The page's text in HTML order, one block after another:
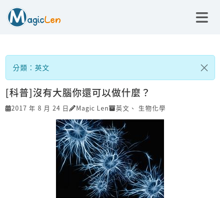
分類：英文
[科普]沒有大腦你還可以做什麼？
2017 年 8 月 24 日 Magic Len 英文 、 生物化學